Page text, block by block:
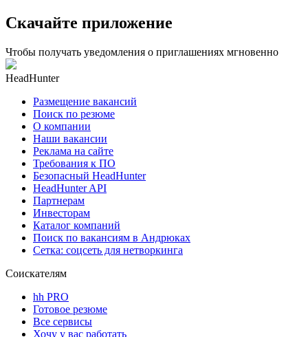
Скачайте приложение
Чтобы получать уведомления о приглашениях мгновенно
HeadHunter
Размещение вакансий
Поиск по резюме
О компании
Наши вакансии
Реклама на сайте
Требования к ПО
Безопасный HeadHunter
HeadHunter API
Партнерам
Инвесторам
Каталог компаний
Поиск по вакансиям в Андрюках
Сетка: соцсеть для нетворкинга
Соискателям
hh PRO
Готовое резюме
Все сервисы
Хочу у вас работать